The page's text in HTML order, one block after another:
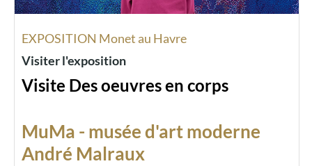
EXPOSITION Monet au Havre
Visiter l'exposition
Visite Des oeuvres en corps
MuMa - musée d'art moderne
André Malraux